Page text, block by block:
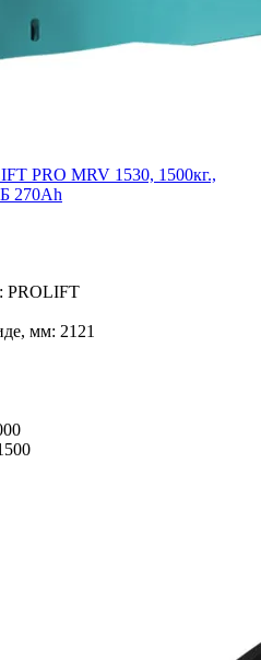
PRO MRV 1530, 1500кг.,
270Ah
PROLIFT
мм: 2121